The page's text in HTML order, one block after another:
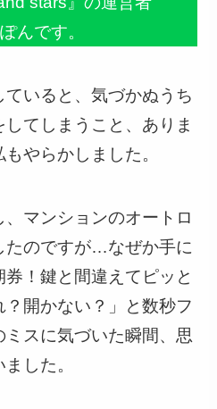
んです。
いると、気づかぬうち
てしまうこと、ありま
やらかしました。
マンションのオートロ
たのですが…なぜか手に
！鍵と間違えてピッと
開かない？」と数秒フ
ミスに気づいた瞬間、思
した。